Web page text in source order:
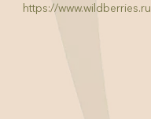
https://www.wildberries.ru